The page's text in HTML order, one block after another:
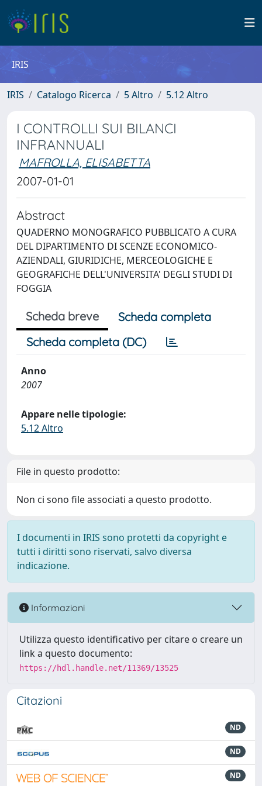
IRIS
IRIS Catalogo Ricerca 5 Altro 5.12 Altro
I CONTROLLI SUI BILANCI
INFRANNUALI
MAFROLLA, ELISABETTA
2007-01-01
Abstract
QUADERNO MONOGRAFICO PUBBLICATO A CURA
DEL DIPARTIMENTO DI SCENZE ECONOMICO-
AZIENDALI, GIURIDICHE, MERCEOLOGICHE E
GEOGRAFICHE DELL'UNIVERSITA' DEGLI STUDI DI
FOGGIA
Scheda breve
Scheda completa
Scheda completa (DC)
Anno
2007
Appare nelle tipologie:
5.12 Altro
File in questo prodotto:
Non ci sono file associati a questo prodotto.
I documenti in IRIS sono protetti da copyright e
tutti i diritti sono riservati, salvo diversa
indicazione.
Informazioni
Utilizza questo identificativo per citare o creare un
link a questo documento:
https://hdl.handle.net/11369/13525
Citazioni
ND
ND
ND